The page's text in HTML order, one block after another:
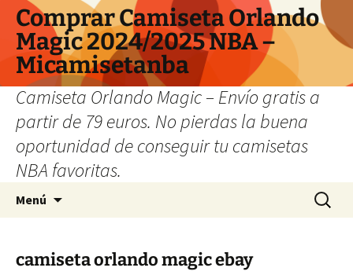
Comprar Camiseta Orlando
Magic 2024/2025 NBA –
Micamisetanba
Camiseta Orlando Magic – Envío gratis a
partir de 79 euros. No pierdas la buena
oportunidad de conseguir tu camisetas
NBA favoritas.
Menú Buscar:
camiseta orlando magic ebay